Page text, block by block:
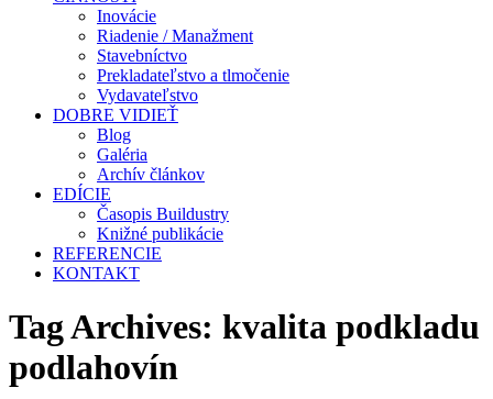
Inovácie
Riadenie / Manažment
Stavebníctvo
Prekladateľstvo a tlmočenie
Vydavateľstvo
DOBRE VIDIEŤ
Blog
Galéria
Archív článkov
EDÍCIE
Časopis Buildustry
Knižné publikácie
REFERENCIE
KONTAKT
Tag Archives: kvalita podkladu
podlahovín